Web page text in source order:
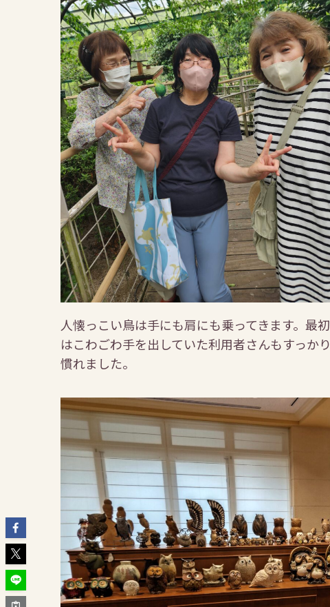
人懐っこい鳥は手にも肩にも乗ってきます。最初
はこわごわ手を出していた利用者さんもすっかり
慣れました。